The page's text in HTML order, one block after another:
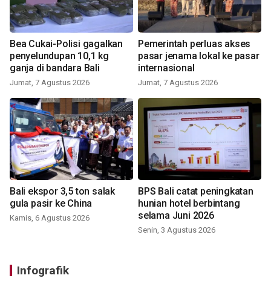
Bea Cukai-Polisi gagalkan
penyelundupan 10,1 kg
ganja di bandara Bali
Jumat, 7 Agustus 2026
Pemerintah perluas akses
pasar jenama lokal ke pasar
internasional
Jumat, 7 Agustus 2026
Bali ekspor 3,5 ton salak
gula pasir ke China
Kamis, 6 Agustus 2026
BPS Bali catat peningkatan
hunian hotel berbintang
selama Juni 2026
Senin, 3 Agustus 2026
Infografik